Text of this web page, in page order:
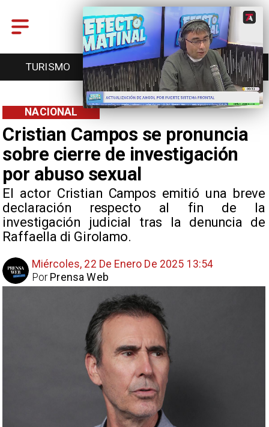
TURISMO TENDENCIAS EVENTOS
Cristian Campos se pronuncia
sobre cierre de investigación
por abuso sexual
El actor Cristian Campos emitió una breve
declaración respecto al fin de la
investigación judicial tras la denuncia de
Raffaella di Girolamo.
NACIONAL
Miércoles, 22 De Enero De 2025 13:54
Prensa Web
Por